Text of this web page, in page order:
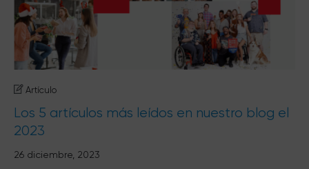
Artículo
Los 5 artículos más leídos en nuestro blog el
2023
26 diciembre, 2023